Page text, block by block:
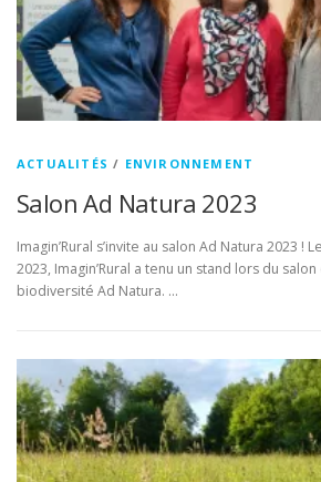
ACTUALITÉS / ENVIRONNEMENT
Salon Ad Natura 2023
Imagin’Rural s’invite au salon Ad Natura 2023 !
2023, Imagin’Rural a tenu un stand lors du
biodiversité Ad Natura. …